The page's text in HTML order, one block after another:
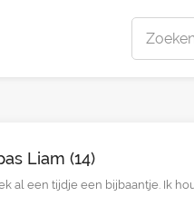
Zoeken
Liam (14)
al een tijdje een bijbaantje. Ik